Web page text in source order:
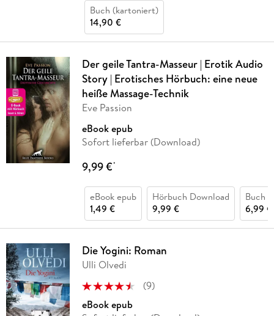
Buch (kartoniert)
14,90 €
Der geile Tantra-Masseur | Erotik Audio
Story | Erotisches Hörbuch: eine neue
heiße Massage-Technik
Eve Passion
eBook epub
Sofort lieferbar (Download)
9,99 €*
eBook epub
1,49 €
Hörbuch Download
9,99 €
Buch
6,99 €
Die Yogini: Roman
Ulli Olvedi
(9)
eBook epub